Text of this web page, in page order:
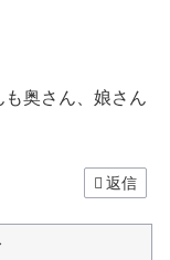
奥さん、娘さん
返信